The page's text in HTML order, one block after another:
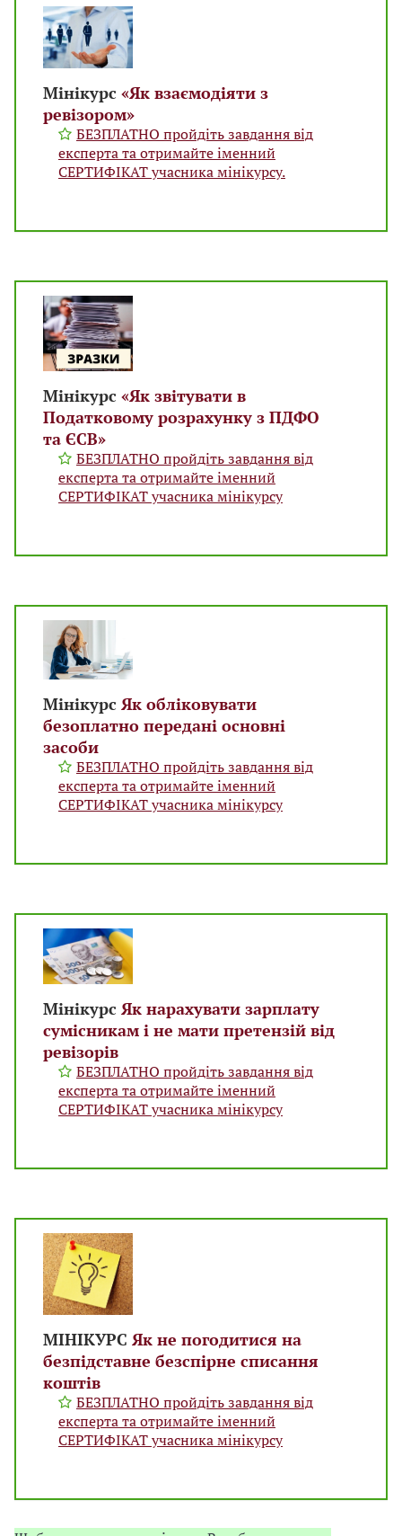
Мінікурс «Як взаємодіяти з
ревізором»
БЕЗПЛАТНО пройдіть завдання від
експерта та отримайте іменний
СЕРТИФІКАТ учасника мінікурсу.
Мінікурс «Як звітувати в
Податковому розрахунку з ПДФО
та ЄСВ»
БЕЗПЛАТНО пройдіть завдання від
експерта та отримайте іменний
СЕРТИФІКАТ учасника мінікурсу
Мінікурс Як обліковувати
безоплатно передані основні
засоби
БЕЗПЛАТНО пройдіть завдання від
експерта та отримайте іменний
СЕРТИФІКАТ учасника мінікурсу
Мінікурс Як нарахувати зарплату
сумісникам і не мати претензій від
ревізорів
БЕЗПЛАТНО пройдіть завдання від
експерта та отримайте іменний
СЕРТИФІКАТ учасника мінікурсу
МІНІКУРС Як не погодитися на
безпідставне безспірне списання
коштів
БЕЗПЛАТНО пройдіть завдання від
експерта та отримайте іменний
СЕРТИФІКАТ учасника мінікурсу